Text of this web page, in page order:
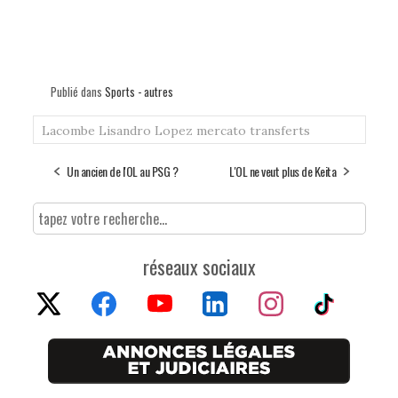
Publié dans Sports - autres
Lacombe Lisandro Lopez mercato transferts
Un ancien de l'OL au PSG ? L'OL ne veut plus de Keita
réseaux sociaux